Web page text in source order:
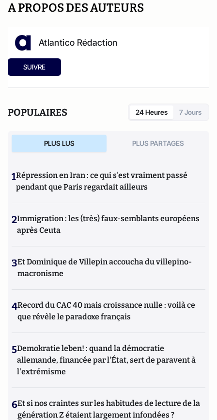
A PROPOS DES AUTEURS
Atlantico Rédaction
SUIVRE
POPULAIRES 24 Heures 7 Jours
PLUS LUS PLUS PARTAGES
1Répression en Iran : ce qui s'est vraiment passé
pendant que Paris regardait ailleurs
2Immigration : les (très) faux-semblants européens
après Ceuta
3Et Dominique de Villepin accoucha du villepino-
macronisme
4Record du CAC 40 mais croissance nulle : voilà ce
que révèle le paradoxe français
5Demokratie leben! : quand la démocratie
allemande, financée par l'État, sert de paravent à
l'extrémisme
6Et si nos craintes sur les habitudes de lecture de la
génération Z étaient largement infondées ?